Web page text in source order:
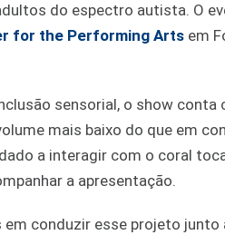
do espectro autista. O
for the Performing Arts em
sensorial, o show
mais baixo do que em
a interagir com o coral
a apresentação.
conduzir esse projeto